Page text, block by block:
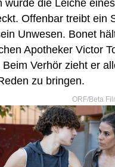
wurde die Leiche
Offenbar treibt ein
Unwesen. Bonet
Apotheker Victor
Verhör zieht er
zu bringen.
ORF/Beta